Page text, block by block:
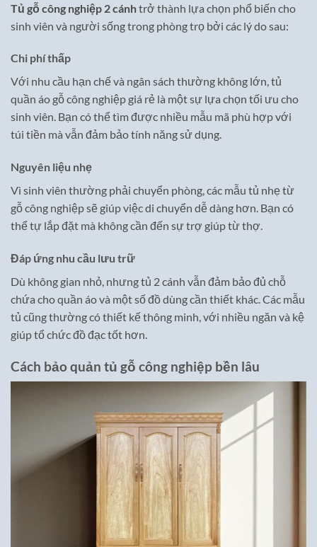
Tủ gỗ công nghiệp 2 cánhtrở thành lựa chọn phổ biến cho
sinh viên và người sống trong phòng trọ bởi các lý do sau:
Chi phí thấp
Với nhu cầu hạn chế và ngân sách thường không lớn, tủ
quần áo gỗ công nghiệp giá rẻ là một sự lựa chọn tối ưu cho
sinh viên. Bạn có thể tìm được nhiều mẫu mã phù hợp với
túi tiền mà vẫn đảm bảo tính năng sử dụng.
Nguyên liệu nhẹ
Vì sinh viên thường phải chuyển phòng, các mẫu tủ nhẹ từ
gỗ công nghiệp sẽ giúp việc di chuyển dễ dàng hơn. Bạn có
thể tự lắp đặt mà không cần đến sự trợ giúp từ thợ.
Đáp ứng nhu cầu lưu trữ
Dù không gian nhỏ, nhưng tủ 2 cánh vẫn đảm bảo đủ chỗ
chứa cho quần áo và một số đồ dùng cần thiết khác. Các mẫu
tủ cũng thường có thiết kế thông minh, với nhiều ngăn và kệ
giúp tổ chức đồ đạc tốt hơn.
Cách bảo quản tủ gỗ công nghiệp bền lâu